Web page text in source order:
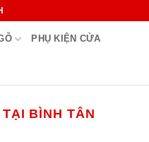
PHỤ KIỆN CỬA
BÌNH TÂN